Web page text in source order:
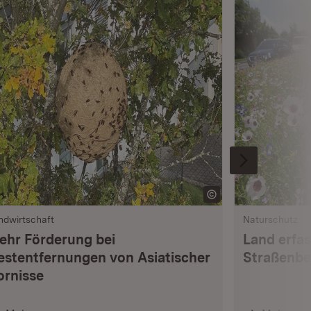
Förderung bei
von Asiatischer
Naturschutz
Land